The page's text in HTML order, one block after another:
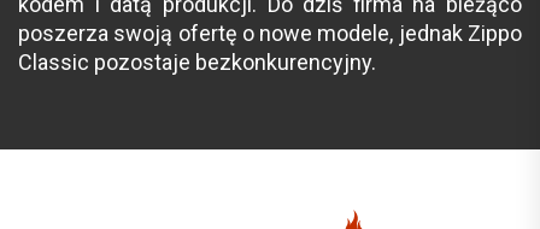
poszerza swoją ofertę o nowe modele, jednak Zippo
Classic pozostaje bezkonkurencyjny.